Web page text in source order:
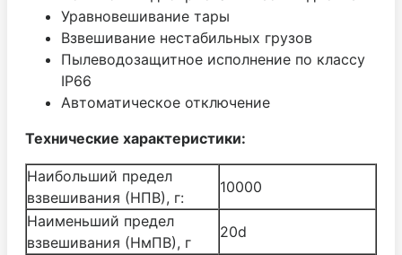
Уравновешивание тары
Взвешивание нестабильных грузов
Пылеводозащитное исполнение по классу
IP66
Автоматическое отключение
Технические характеристики:
Наибольший предел
взвешивания (НПВ), г:
10000
Наименьший предел
взвешивания (НмПВ), г
20d